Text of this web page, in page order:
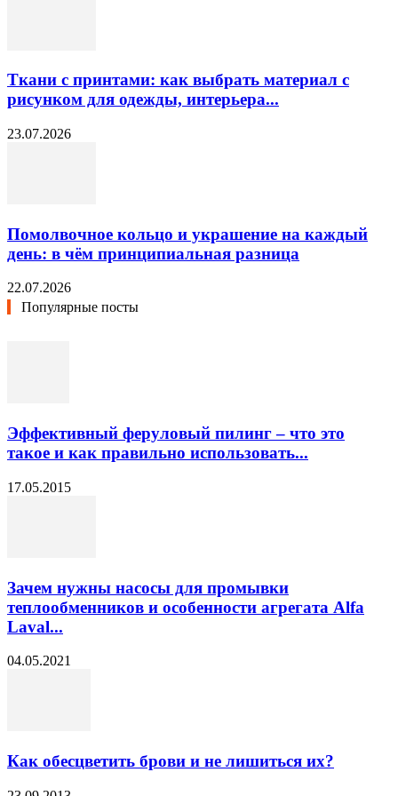
Ткани с принтами: как выбрать материал с
рисунком для одежды, интерьера...
23.07.2026
Помолвочное кольцо и украшение на каждый
день: в чём принципиальная разница
22.07.2026
Популярные посты
Эффективный феруловый пилинг – что это
такое и как правильно использовать...
17.05.2015
Зачем нужны насосы для промывки
теплообменников и особенности агрегата Alfa
Laval...
04.05.2021
Как обесцветить брови и не лишиться их?